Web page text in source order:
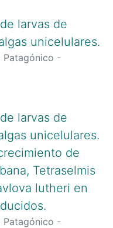
larvas de
unicelulares.
Patagónico -
larvas de
unicelulares.
de
Tetraselmis
lutheri en
Patagónico -